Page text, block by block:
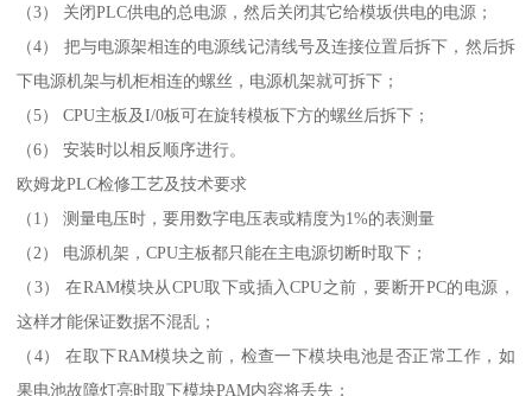
（3） 关闭PLC供电的总电源，然后关闭其它给模坂供电的电源；
（4） 把与电源架相连的电源线记清线号及连接位置后拆下，然后拆
下电源机架与机柜相连的螺丝，电源机架就可拆下；
（5） CPU主板及I/0板可在旋转模板下方的螺丝后拆下；
（6） 安装时以相反顺序进行。
欧姆龙PLC检修工艺及技术要求
（1） 测量电压时，要用数字电压表或精度为1%的表测量
（2） 电源机架，CPU主板都只能在主电源切断时取下；
（3） 在RAM模块从CPU取下或插入CPU之前，要断开PC的电源，
这样才能保证数据不混乱；
（4） 在取下RAM模块之前，检查一下模块电池是否正常工作，如
果电池故障灯亮时取下模块PAM内容将丢失；